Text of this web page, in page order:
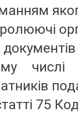
числі
75